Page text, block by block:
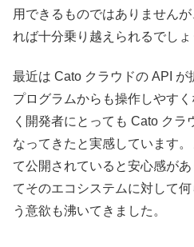
用できるものではありません
れば十分乗り越えられるでしょ
最近は Cato クラウドの API
プログラムからも操作しやす
く開発者にとっても Cato クラ
なってきたと実感しています
て公開されていると安心感が
てそのエコシステムに対して
う意欲も沸いてきました。